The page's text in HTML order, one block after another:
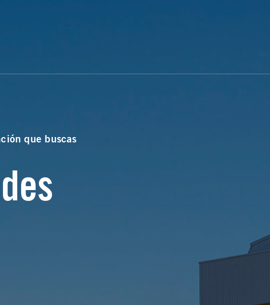
que buscas